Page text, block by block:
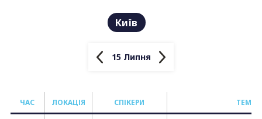
Київ
15 Липня
ЧАС ЛОКАЦІЯ СПІКЕРИ TЕМИ